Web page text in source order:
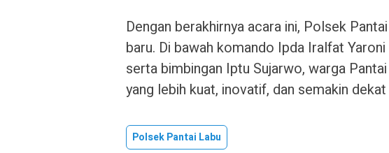
Dengan berakhirnya acara ini, Polsek
baru. Di bawah komando Ipda Iralfat
serta bimbingan Iptu Sujarwo, warga
yang lebih kuat, inovatif, dan semakin
Polsek Pantai Labu